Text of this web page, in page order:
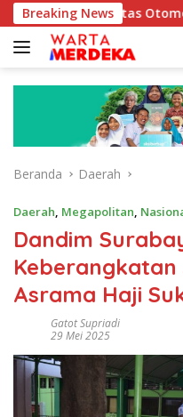
Langsung
ke
konten
Breaking News
Otomotif
Beranda Daerah
Daerah, Megapolitan,
Dandim
Asrama Haji
Gatot Supriadi
29 Mei 2025